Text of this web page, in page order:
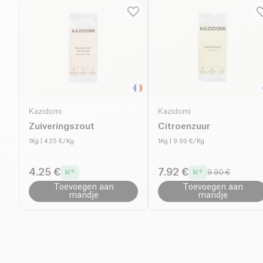
Kazidomi
Zuiveringszout
1Kg | 4.25 €/Kg
4.25 €
Toevoegen aan
mandje
Kazidomi
Citroenzuur
1Kg | 9.90 €/Kg
7.92 € 9.90 €
Toevoegen aan
mandje